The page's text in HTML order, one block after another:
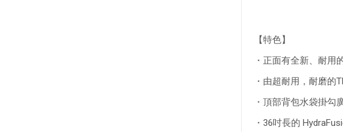
【特色】
・正面有全新、耐用
・由超耐用，耐磨的
・頂部背包水袋掛勾
・36吋長的